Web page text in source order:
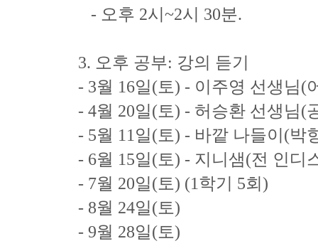
- 오후 2시~2시 30분.
3. 오후 공부: 강의 듣기
- 3월 16일(토) - 이주영 선생님(
- 4월 20일(토) - 허승환 선생님(
- 5월 11일(토) - 바깥 나들이(박
- 6월 15일(토) - 지니샘(전 인디
- 7월 20일(토) (1학기 5회)
- 8월 24일(토)
- 9월 28일(토)